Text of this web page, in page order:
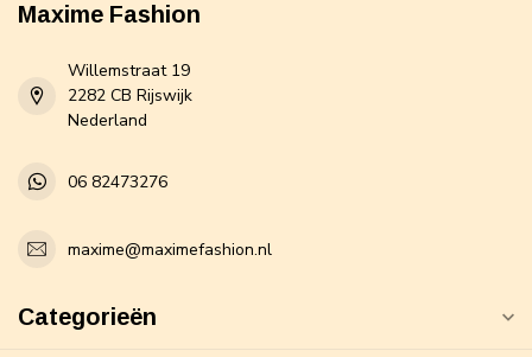
Maxime Fashion
Willemstraat 19
2282 CB Rijswijk
Nederland
06 82473276
maxime@maximefashion.nl
Categorieën